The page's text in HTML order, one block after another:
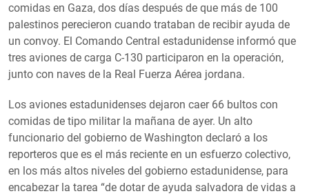
comidas en Gaza, dos días después de que más de 100
palestinos perecieron cuando trataban de recibir ayuda de
un convoy. El Comando Central estadunidense informó que
tres aviones de carga C-130 participaron en la operación,
junto con naves de la Real Fuerza Aérea jordana.
Los aviones estadunidenses dejaron caer 66 bultos con
comidas de tipo militar la mañana de ayer. Un alto
funcionario del gobierno de Washington declaró a los
reporteros que es el más reciente en un esfuerzo colectivo,
en los más altos niveles del gobierno estadunidense, para
encabezar la tarea “de dotar de ayuda salvadora de vidas a